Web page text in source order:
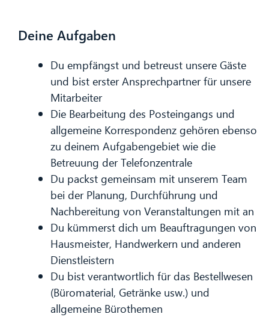
Deine Aufgaben
Du empfängst und betreust unsere Gäste
und bist erster Ansprechpartner für unsere
Mitarbeiter
Die Bearbeitung des Posteingangs und
allgemeine Korrespondenz gehören ebenso
zu deinem Aufgabengebiet wie die
Betreuung der Telefonzentrale
Du packst gemeinsam mit unserem Team
bei der Planung, Durchführung und
Nachbereitung von Veranstaltungen mit an
Du kümmerst dich um Beauftragungen von
Hausmeister, Handwerkern und anderen
Dienstleistern
Du bist verantwortlich für das Bestellwesen
(Büromaterial, Getränke usw.) und
allgemeine Bürothemen